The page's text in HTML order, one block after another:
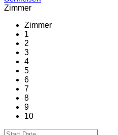
Zimmer
Zimmer
1
2
3
4
5
6
7
8
9
10